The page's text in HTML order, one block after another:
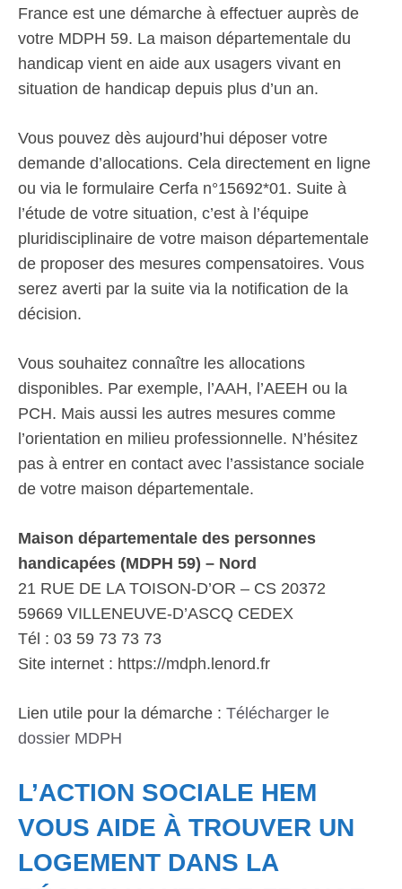
France est une démarche à effectuer auprès de
votre MDPH 59. La maison départementale du
handicap vient en aide aux usagers vivant en
situation de handicap depuis plus d’un an.
Vous pouvez dès aujourd’hui déposer votre
demande d’allocations. Cela directement en ligne
ou via le formulaire Cerfa n°15692*01. Suite à
l’étude de votre situation, c’est à l’équipe
pluridisciplinaire de votre maison départementale
de proposer des mesures compensatoires. Vous
serez averti par la suite via la notification de la
décision.
Vous souhaitez connaître les allocations
disponibles. Par exemple, l’AAH, l’AEEH ou la
PCH. Mais aussi les autres mesures comme
l’orientation en milieu professionnelle. N’hésitez
pas à entrer en contact avec l’assistance sociale
de votre maison départementale.
Maison départementale des personnes
handicapées (MDPH 59) – Nord
21 RUE DE LA TOISON-D’OR – CS 20372
59669 VILLENEUVE-D’ASCQ CEDEX
Tél : 03 59 73 73 73
Site internet : https://mdph.lenord.fr
Lien utile pour la démarche : Télécharger le
dossier MDPH
L’ACTION SOCIALE HEM
VOUS AIDE À TROUVER UN
LOGEMENT DANS LA